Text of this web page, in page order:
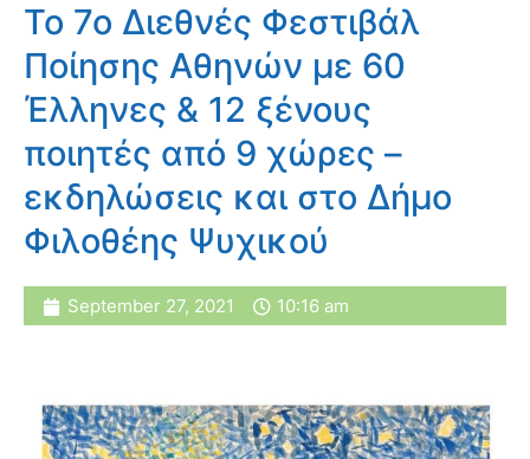
Το 7ο Διεθνές Φεστιβάλ
Ποίησης Αθηνών με 60
Έλληνες & 12 ξένους
ποιητές από 9 χώρες –
εκδηλώσεις και στο Δήμο
Φιλοθέης Ψυχικού
September 27, 2021 10:16 am